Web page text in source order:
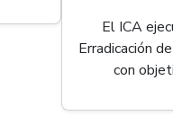
El ICA
Erradicación
con